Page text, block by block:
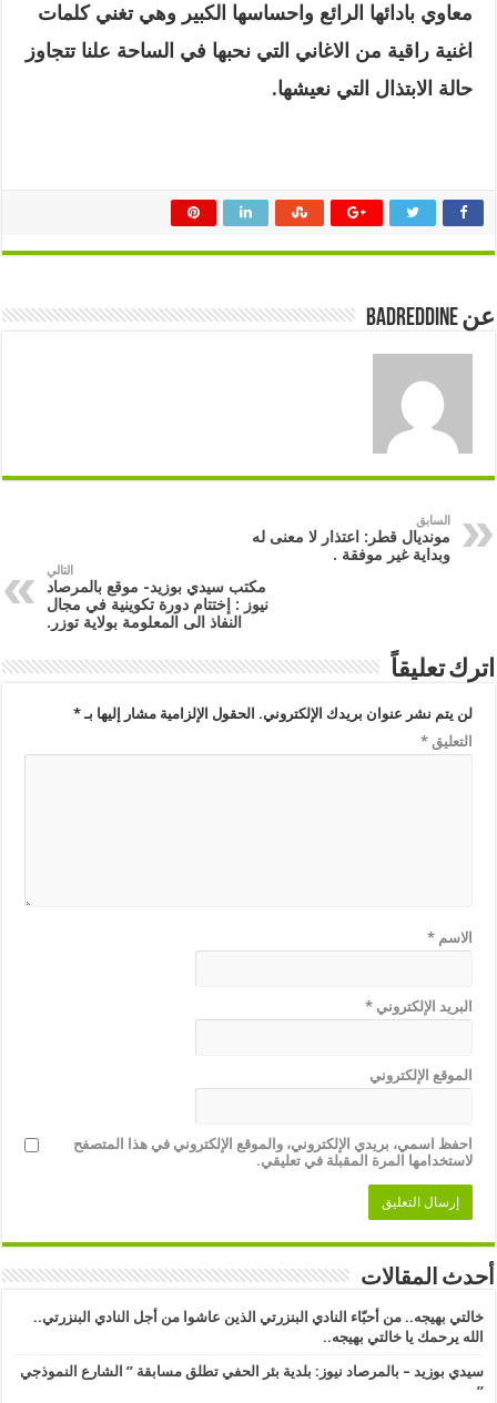
معاوي بادائها الرائع واحساسها الكبير وهي تغني كلمات
اغنية راقية من الاغاني التي نحبها في الساحة علنا تتجاوز
حالة الابتذال التي نعيشها.
عن badreddine
السابق
مونديال قطر: اعتذار لا معنى له
وبداية غير موفقة .
التالي
مكتب سيدي بوزيد- موقع بالمرصاد
نيوز : إختتام دورة تكوينية في مجال
النفاذ الى المعلومة بولاية توزر.
اترك تعليقاً
لن يتم نشر عنوان بريدك الإلكتروني. الحقول الإلزامية مشار إليها بـ*
التعليق*
الاسم*
البريد الإلكتروني*
الموقع الإلكتروني
احفظ اسمي، بريدي الإلكتروني، والموقع الإلكتروني في هذا المتصفح
لاستخدامها المرة المقبلة في تعليقي.
أحدث المقالات
خالتي بهيجه.. من أحبّاء النادي البنزرتي الذين عاشوا من أجل النادي البنزرتي..
الله يرحمك يا خالتي بهيجه..
سيدي بوزيد – بالمرصاد نيوز: بلدية بئر الحفي تطلق مسابقة ” الشارع النموذجي
” ​